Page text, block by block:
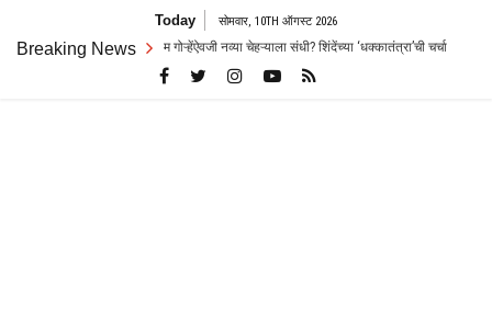
content
Today सोमवार, 10TH ऑगस्ट 2026
Breaking News
नव्या चेहऱ्याला संधी? शिंदेंच्या ‘धक्कातंत्रा’ची चर्चा पुण्यात धक्कादायक घटना!